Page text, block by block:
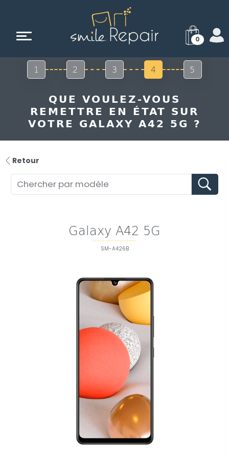
0
1 2 3 4 5
QUE VOULEZ-VOUS
REMETTRE EN ÉTAT SUR
VOTRE GALAXY A42 5G ?
Retour
Galaxy A42 5G
SM-A426B